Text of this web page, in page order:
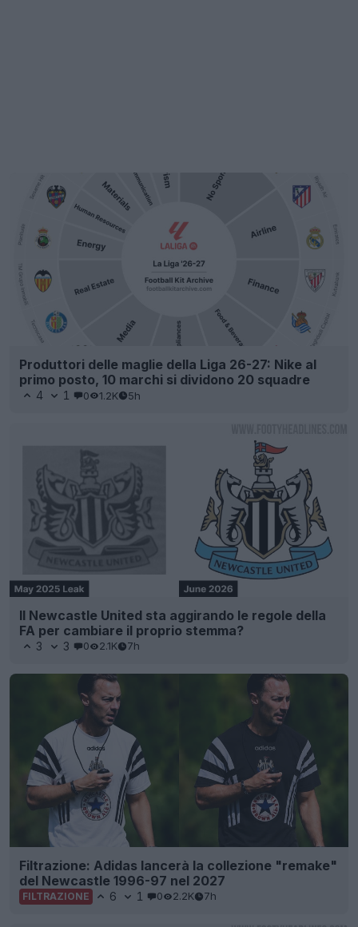
Produttori delle maglie della Liga 26-27: Nike al
primo posto, 10 marchi si dividono 20 squadre
4 1 0 1.2K 5h
Il Newcastle United sta aggirando le regole della
FA per cambiare il proprio stemma?
3 3 0 2.1K 7h
Filtrazione: Adidas lancerà la collezione "remake"
del Newcastle 1996-97 nel 2027
FILTRAZIONE 6 1 0 2.2K 7h